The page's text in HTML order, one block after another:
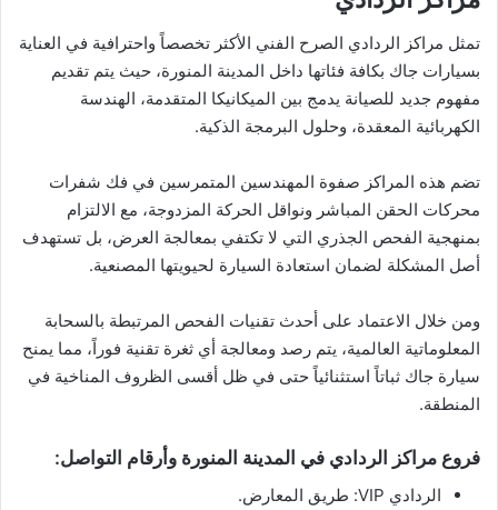
​تمثل مراكز الردادي الصرح الفني الأكثر تخصصاً واحترافية في العناية
بسيارات جاك بكافة فئاتها داخل المدينة المنورة، حيث يتم تقديم
مفهوم جديد للصيانة يدمج بين الميكانيكا المتقدمة، الهندسة
الكهربائية المعقدة، وحلول البرمجة الذكية.
​تضم هذه المراكز صفوة المهندسين المتمرسين في فك شفرات
محركات الحقن المباشر ونواقل الحركة المزدوجة، مع الالتزام
بمنهجية الفحص الجذري التي لا تكتفي بمعالجة العرض، بل تستهدف
أصل المشكلة لضمان استعادة السيارة لحيويتها المصنعية.
ومن خلال الاعتماد على أحدث تقنيات الفحص المرتبطة بالسحابة
المعلوماتية العالمية، يتم رصد ومعالجة أي ثغرة تقنية فوراً، مما يمنح
سيارة جاك ثباتاً استثنائياً حتى في ظل أقسى الظروف المناخية في
المنطقة.
​فروع مراكز الردادي في المدينة المنورة وأرقام التواصل:
​الردادي VIP: طريق المعارض.